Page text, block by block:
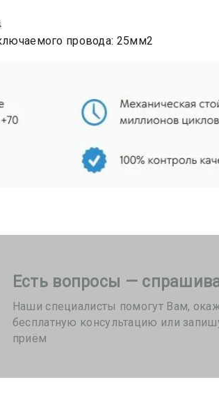
провода: 25мм2
Есть вопросы —
Наши специалисты помогут Вам,
бесплатную консультацию или
приём